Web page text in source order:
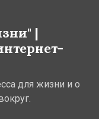
|
для жизни и о